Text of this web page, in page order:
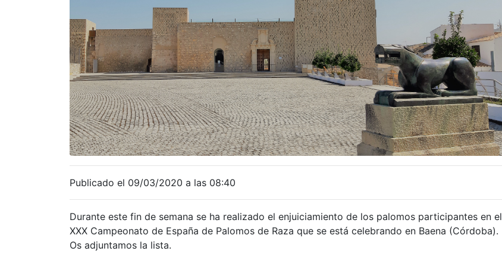
Publicado el 09/03/2020 a las 08:40
Durante este fin de semana se ha realizado el enjuiciamiento de los palomos participantes en el
XXX Campeonato de España de Palomos de Raza que se está celebrando en Baena (Córdoba).
Os adjuntamos la lista.